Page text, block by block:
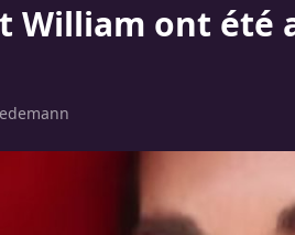
William ont été